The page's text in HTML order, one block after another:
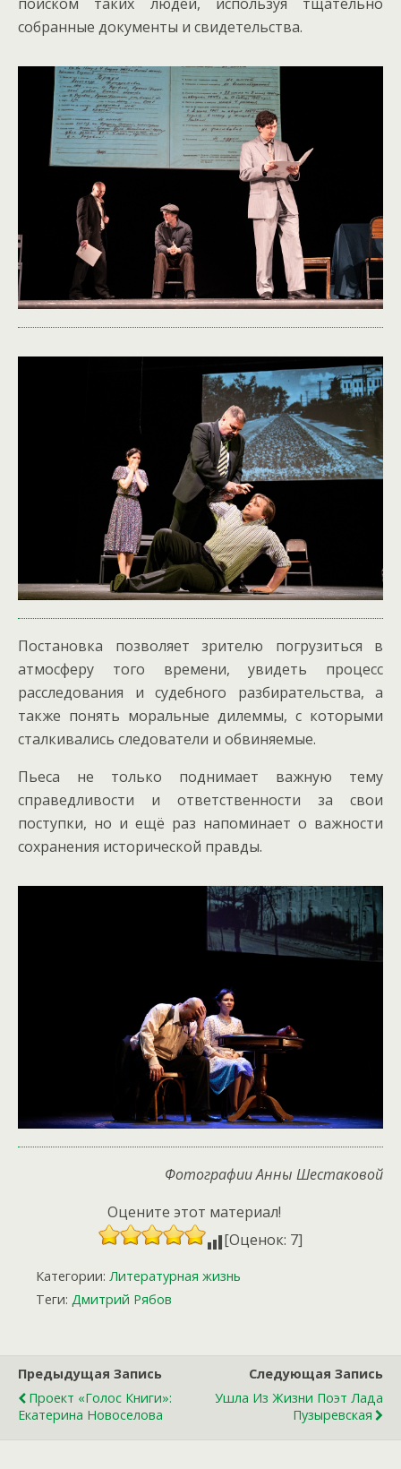
собранные документы и свидетельства.
Постановка позволяет зрителю погрузиться в
атмосферу того времени, увидеть процесс
расследования и судебного разбирательства, а
также понять моральные дилеммы, с которыми
сталкивались следователи и обвиняемые.
Пьеса не только поднимает важную тему
справедливости и ответственности за свои
поступки, но и ещё раз напоминает о важности
сохранения исторической правды.
Фотографии Анны Шестаковой
Оцените этот материал!
[Оценок: 7]
Категории: Литературная жизнь
Теги: Дмитрий Рябов
Предыдущая Запись
Проект «Голос Книги»:
Екатерина Новоселова
Следующая Запись
Ушла Из Жизни Поэт Лада
Пузыревская